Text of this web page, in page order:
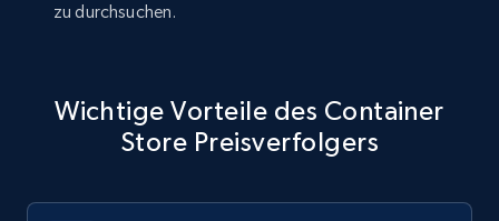
zu durchsuchen.
Wichtige Vorteile des Container
Store Preisverfolgers